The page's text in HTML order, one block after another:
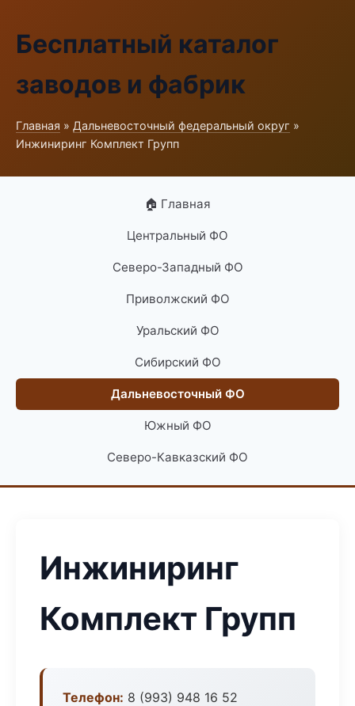
Бесплатный каталог
заводов и фабрик
Главная » Дальневосточный федеральный округ »
Инжиниринг Комплект Групп
🏠 Главная
Центральный ФО
Северо-Западный ФО
Приволжский ФО
Уральский ФО
Сибирский ФО
Дальневосточный ФО
Южный ФО
Северо-Кавказский ФО
Инжиниринг
Комплект Групп
Телефон: 8 (993) 948 16 52